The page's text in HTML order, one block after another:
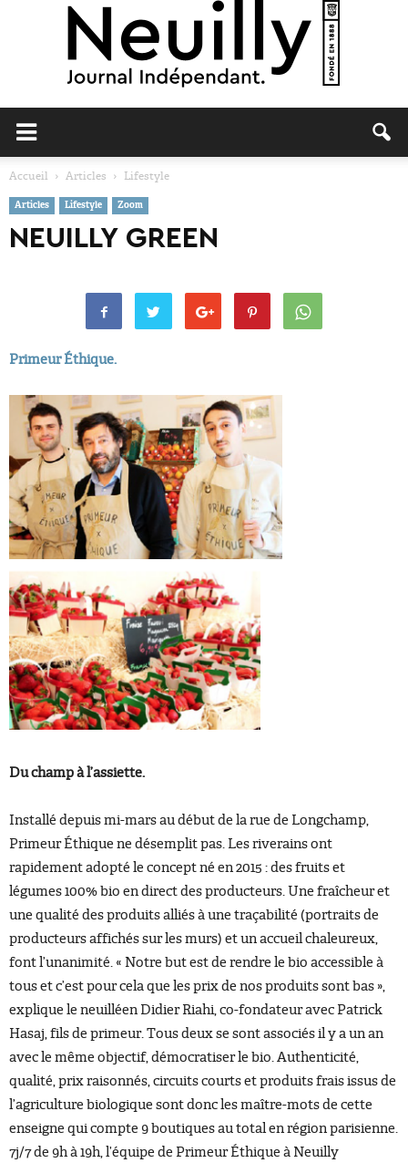
Accueil Articles Lifestyle
Articles Lifestyle Zoom
NEUILLY GREEN
Primeur Éthique.
Du champ àl’assiette.
Installé depuis mi-mars au début de la rue de Longchamp,
Primeur Éthique ne désemplit pas. Les riverains ont
rapidement adopté le concept né en 2015 : des fruits et
légumes 100% bio en direct des producteurs. Une fraîcheur et
une qualité des produits alliés à une traçabilité (portraits de
producteurs affichés sur les murs) et un accueil chaleureux,
font l’unanimité. « Notre but est de rendre le bio accessible à
tous et c’est pour cela que les prix de nos produits sont bas »,
explique le neuilléen Didier Riahi, co-fondateur avec Patrick
Hasaj, fils de primeur. Tous deux se sont associés il y a un an
avec le même objectif, démocratiser le bio. Authenticité,
qualité, prix raisonnés, circuits courts et produits frais issus de
l’agriculture biologique sont donc les maître-mots de cette
enseigne qui compte 9 boutiques au total en région parisienne.
7j/7 de 9h à 19h, l’équipe de Primeur Éthique à Neuilly